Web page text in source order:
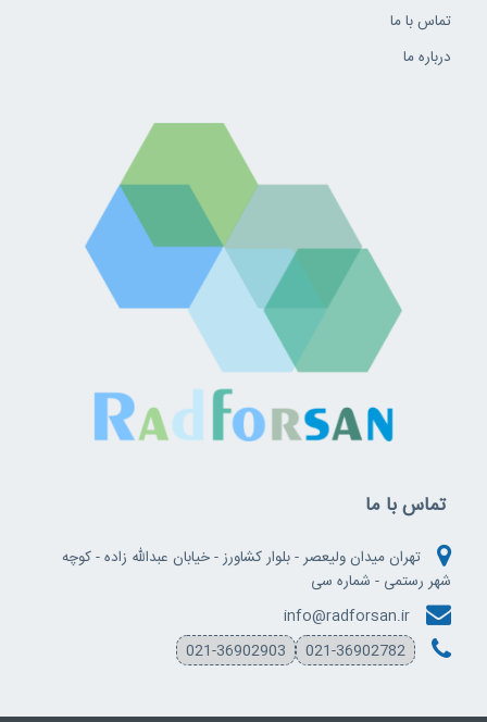
تماس با ما
درباره ما
تماس با ما
تهران میدان ولیعصر - بلوار کشاورز - خیابان عبدالله زاده - کوچه
شهر رستمی - شماره سی
info@radforsan.ir
021-36902903
021-36902782